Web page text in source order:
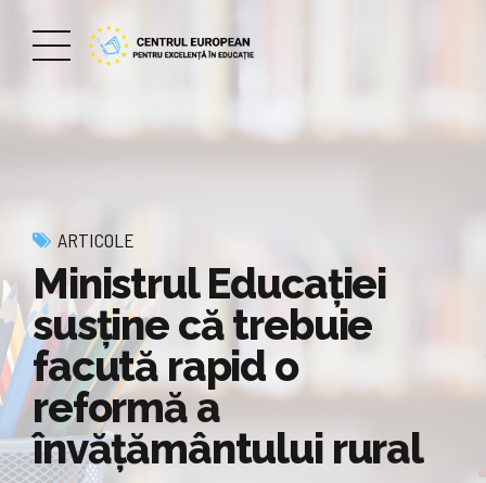
ARTICOLE
Ministrul Educației
susține că trebuie
facută rapid o
reformă a
învățământului rural